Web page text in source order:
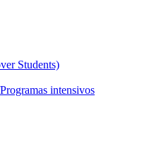
Students)
intensivos